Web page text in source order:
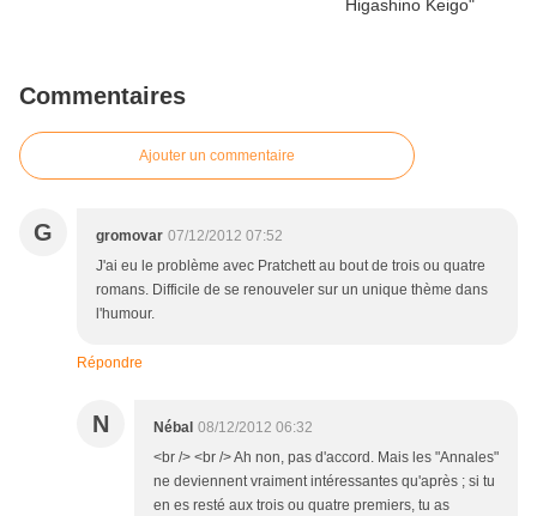
Commentaires
Ajouter un commentaire
G gromovar 07/12/2012 07:52
J'ai eu le problème avec Pratchett au bout de trois ou quatre
romans. Difficile de se renouveler sur un unique thème dans
l'humour.
Répondre
N Nébal 08/12/2012 06:32
<br /> <br /> Ah non, pas d'accord. Mais les "Annales"
ne deviennent vraiment intéressantes qu'après ; si tu
en es resté aux trois ou quatre premiers, tu as